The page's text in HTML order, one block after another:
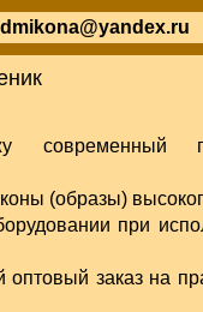
dmikona@yandex.ru
современный
(образы)
при
заказ на